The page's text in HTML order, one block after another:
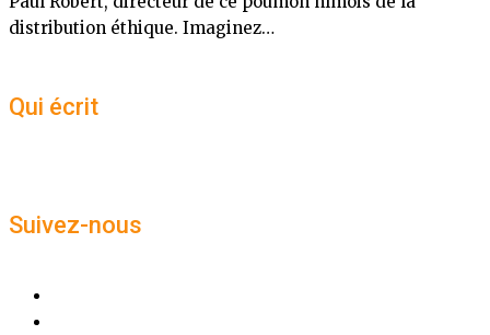
distribution éthique. Imaginez…
Qui écrit
Suivez-nous